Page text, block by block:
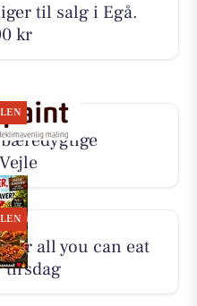
til salg i Egå.
kr
all you can eat
tirsdag